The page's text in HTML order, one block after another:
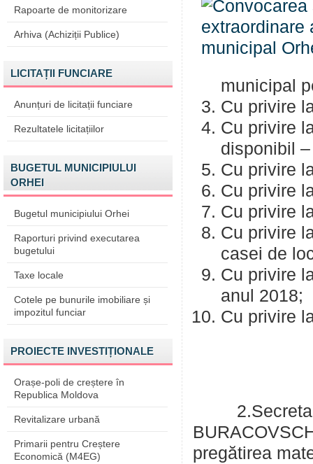
Rapoarte de monitorizare
Arhiva (Achiziții Publice)
LICITAȚII FUNCIARE
Anunțuri de licitații funciare
Rezultatele licitațiilor
BUGETUL MUNICIPIULUI
ORHEI
Bugetul municipiului Orhei
Raporturi privind executarea
bugetului
Taxe locale
Cotele pe bunurile imobiliare și
impozitul funciar
PROIECTE INVESTIȚIONALE
Orașe-poli de creștere în
Republica Moldova
Revitalizare urbană
Primarii pentru Creștere
Economică (M4EG)
municipal
Cu privire
Cu privire
disponibil
Cu privire
Cu privire
Cu privire
Cu privire
casei de
Cu privire
anul 2018;
Cu privire
2.Secretarul
pregătirea